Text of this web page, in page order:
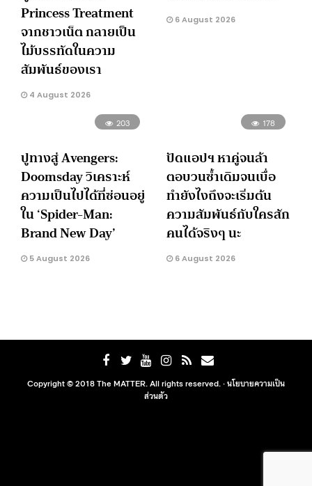
Princess Treatment
จากชาวเน็ต กลายเป็น
ไม้บรรทัดในความ
สัมพันธ์ของเรา
4 August 2026
6 August 2026
203
ปูทางสู่ Avengers:
Doomsday วิเคราะห์
ความเป็นไปได้ที่ซ่อนอยู่
ใน ‘Spider-Man:
Brand New Day’
5 August 2026
178
ปัดแอปฯ หาคู่จนล้า
ตอบวนซ้ำเดิมจนเบื่อ
ทำยังไงถึงจะเริ่มต้น
ความสัมพันธ์กับใครสัก
คนได้จริงๆ นะ
6 August 2026
Copyright © 2018 The MATTER. All rights reserved. ·นโยบายความเป็น
ส่วนตัว